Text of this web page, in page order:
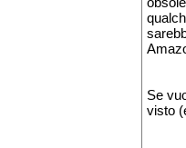
Se
visto